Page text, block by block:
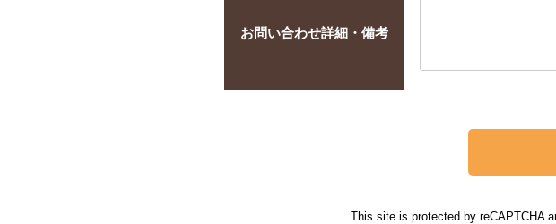
お問い合わせ詳細・備考
This site is protected by reCAPTCHA